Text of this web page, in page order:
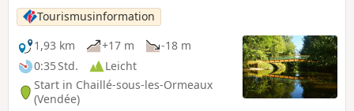
Tourismusinformation
1,93 km
+17 m
-18 m
0:35 Std.
Leicht
Start in Chaillé-sous-les-Ormeaux
(Vendée)